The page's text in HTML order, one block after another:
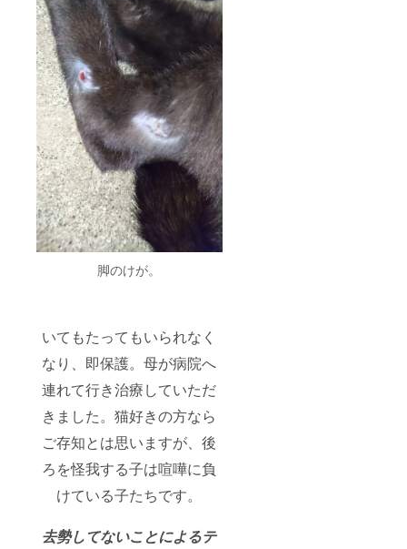
脚のけが。
いてもたってもいられなく
なり、即保護。母が病院へ
連れて行き治療していただ
きました。猫好きの方なら
ご存知とは思いますが、後
ろを怪我する子は喧嘩に負
けている子たちです。
去勢してないことによるテ